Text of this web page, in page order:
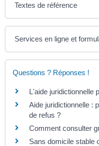
Textes de référence
Services en ligne et
Questions ? Réponses !
L'aide juridictionnelle
Aide juridictionnelle :
de refus ?
Comment consulter
Sans domicile stable